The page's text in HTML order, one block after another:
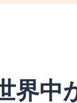
界中